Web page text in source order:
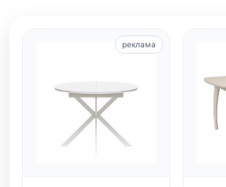
реклама